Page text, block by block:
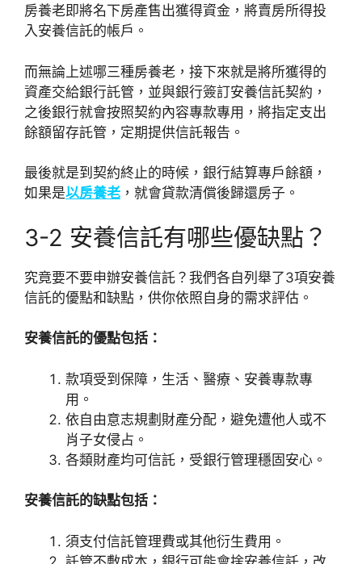
房養老即將名下房產售出獲得資金，將賣房所得投
入安養信託的帳戶。
而無論上述哪三種房養老，接下來就是將所獲得的
資產交給銀行託管，並與銀行簽訂安養信託契約，
之後銀行就會按照契約內容專款專用，將指定支出
餘額留存託管，定期提供信託報告。
最後就是到契約終止的時候，銀行結算專戶餘額，
如果是以房養老 ，就會貸款清償後歸還房子。
3-2 安養信託有哪些優缺點？
究竟要不要申辦安養信託？我們各自列舉了3項安養
信託的優點和缺點，供你依照自身的需求評估。
安養信託的優點包括：
款項受到保障，生活、醫療、安養專款專
用。
依自由意志規劃財產分配，避免遭他人或不
肖子女侵占。
各類財產均可信託，受銀行管理穩固安心。
安養信託的缺點包括：
須支付信託管理費或其他衍生費用。